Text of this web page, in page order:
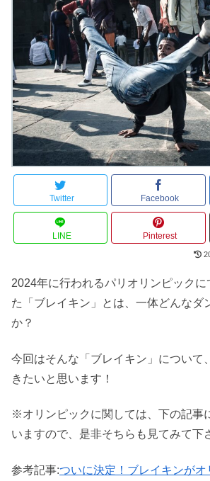
Twitter Facebook
LINE Pinterest
2024年に行われるパリオリンピックに
た「ブレイキン」とは、一体どんなダ
か？
今回はそんな「ブレイキン」について
きたいと思います！
※オリンピックに関しては、下の記事
いますので、是非そちらも見てみて下
参考記事:ついに決定！ブレイキンが